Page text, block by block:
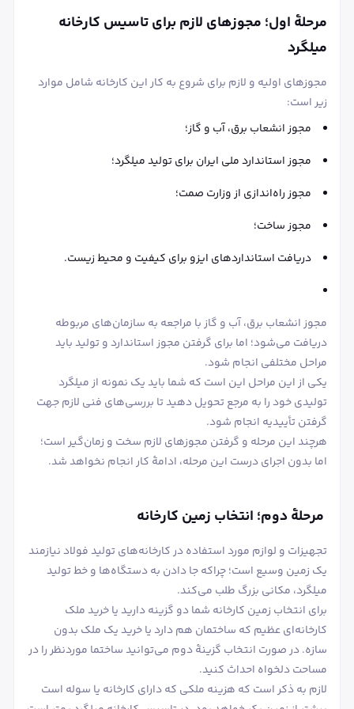
مرحلۀ اول؛ مجوزهای لازم برای تاسیس کارخانه
میلگرد
مجوزهای اولیه و لازم برای شروع به کار این کارخانه شامل موارد
زیر است:
مجوز انشعاب برق، آب و گاز؛
مجوز استاندارد ملی ایران برای تولید میلگرد؛
مجوز راه‌اندازی از وزارت صمت؛
مجوز ساخت؛
دریافت استانداردهای ایزو برای کیفیت و محیط زیست.
مجوز انشعاب برق، آب و گاز با مراجعه به سازمان‌های مربوطه
دریافت می‌شود؛ اما برای گرفتن مجوز استاندارد و تولید باید
مراحل مختلفی انجام شود.
یکی از این مراحل این است که شما باید یک نمونه از میلگرد
تولیدی خود را به مرجع تحویل دهید تا بررسی‌های فنی لازم جهت
گرفتن تأییدیه انجام شود.
هرچند این مرحله و گرفتن مجوزهای لازم سخت و زمان‌گیر است؛
اما بدون اجرای درست این مرحله، ادامۀ کار انجام نخواهد شد.
مرحلۀ دوم؛ انتخاب زمین کارخانه
تجهیزات و لوازم مورد استفاده در کارخانه‌های تولید فولاد نیازمند
یک زمین وسیع است؛ چراکه جا دادن به دستگاه‌ها و خط تولید
میلگرد، مکانی بزرگ طلب می‌کند.
برای انتخاب زمین کارخانه شما دو گزینه دارید یا خرید ملک
کارخانه‌ای عظیم که ساختمان هم دارد یا خرید یک ملک بدون
سازه. در صورت انتخاب گزینۀ دوم می‌توانید ساختما موردنظر را در
مساحت دلخواه احداث کنید.
لازم به ذکر است که هزینه ملکی که دارای کارخانه یا سوله است